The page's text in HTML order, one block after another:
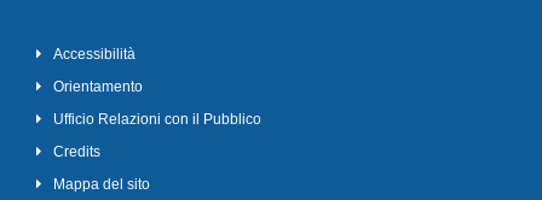
Accessibilità
Orientamento
Ufficio Relazioni con il Pubblico
Credits
Mappa del sito